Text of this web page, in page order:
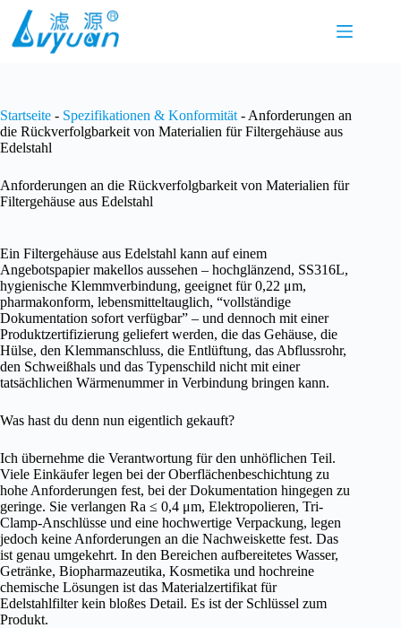
Inhalt
springen
Startseite - Spezifikationen & Konformität - Anforderungen an
die Rückverfolgbarkeit von Materialien für Filtergehäuse aus
Edelstahl
Anforderungen an die Rückverfolgbarkeit von Materialien für
Filtergehäuse aus Edelstahl
Ein Filtergehäuse aus Edelstahl kann auf einem
Angebotspapier makellos aussehen – hochglänzend, SS316L,
hygienische Klemmverbindung, geeignet für 0,22 μm,
pharmakonform, lebensmitteltauglich, “vollständige
Dokumentation sofort verfügbar” – und dennoch mit einer
Produktzertifizierung geliefert werden, die das Gehäuse, die
Hülse, den Klemmanschluss, die Entlüftung, das Abflussrohr,
den Schweißhals und das Typenschild nicht mit einer
tatsächlichen Wärmenummer in Verbindung bringen kann.
Was hast du denn nun eigentlich gekauft?
Ich übernehme die Verantwortung für den unhöflichen Teil.
Viele Einkäufer legen bei der Oberflächenbeschichtung zu
hohe Anforderungen fest, bei der Dokumentation hingegen zu
geringe. Sie verlangen Ra ≤ 0,4 μm, Elektropolieren, Tri-
Clamp-Anschlüsse und eine hochwertige Verpackung, legen
jedoch keine Anforderungen an die Nachweiskette fest. Das
ist genau umgekehrt. In den Bereichen aufbereitetes Wasser,
Getränke, Biopharmazeutika, Kosmetika und hochreine
chemische Lösungen ist das Materialzertifikat für
Edelstahlfilter kein bloßes Detail. Es ist der Schlüssel zum
Produkt.